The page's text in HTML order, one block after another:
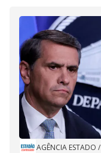
AGÊNCIA ESTADO /